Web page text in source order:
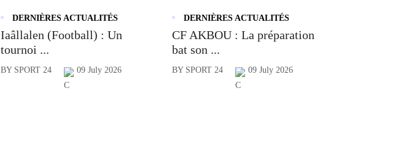
DERNIÈRES ACTUALITÉS
Iaâllalen (Football) : Un
tournoi ...
BY SPORT 24 09 July 2026
DERNIÈRES ACTUALITÉS
CF AKBOU : La préparation
bat son ...
BY SPORT 24 09 July 2026